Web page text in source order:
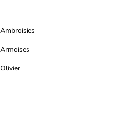
Ambroisies
Armoises
Olivier